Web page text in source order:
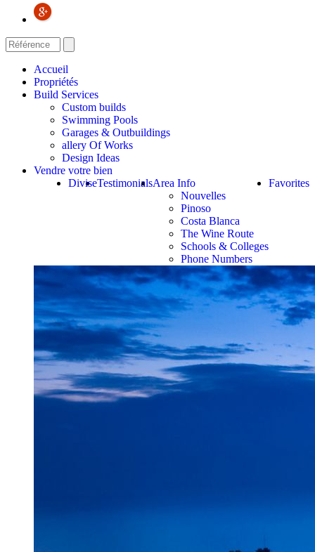
Accueil
Propriétés
Build Services
Custom builds
Swimming Pools
Garages & Outbuildings
allery Of Works
Design Ideas
Vendre votre bien
Favorites
Area Info
Nouvelles
Pinoso
Costa Blanca
The Wine Route
Schools & Colleges
Phone Numbers
Testimonials
Divise